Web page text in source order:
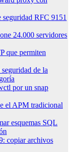
RFC 9151
24.000 servidores
que permiten
de la
por un snap
el APM tradicional
esquemas SQL
copiar archivos